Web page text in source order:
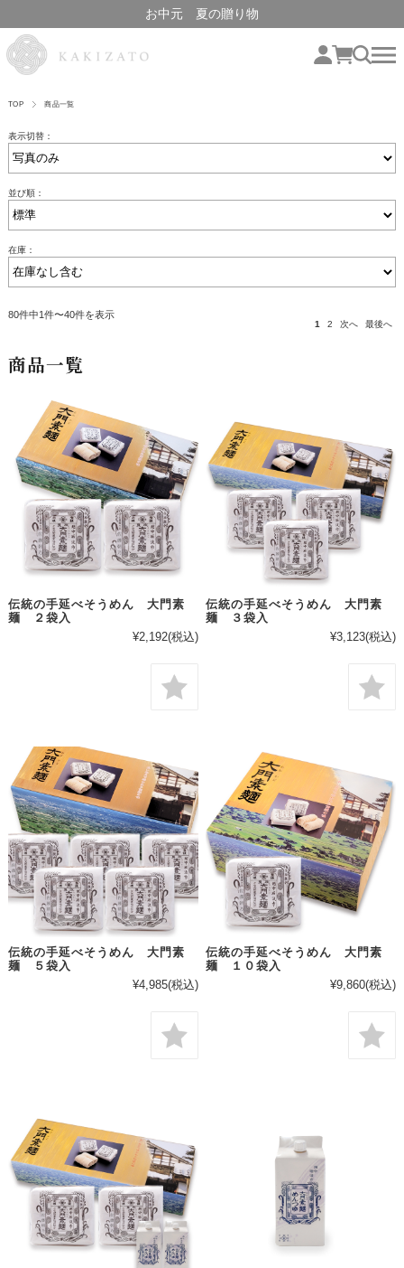
お中元 夏の贈り物
TOP 商品一覧
表示切替：
並び順：
在庫：
80件中1件〜40件を表示
1 2 次へ 最後へ
商品一覧
伝統の手延べそうめん 大門素
麺 ２袋入
¥2,192(税込)
伝統の手延べそうめん 大門素
麺 ３袋入
¥3,123(税込)
伝統の手延べそうめん 大門素
麺 ５袋入
¥4,985(税込)
伝統の手延べそうめん 大門素
麺 １０袋入
¥9,860(税込)